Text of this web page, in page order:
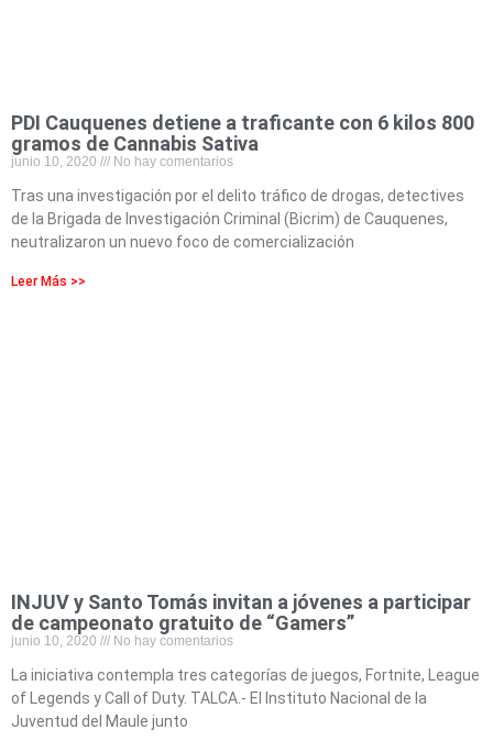
PDI Cauquenes detiene a traficante con 6 kilos 800
gramos de Cannabis Sativa
junio 10, 2020 No hay comentarios
Tras una investigación por el delito tráfico de drogas, detectives
de la Brigada de Investigación Criminal (Bicrim) de Cauquenes,
neutralizaron un nuevo foco de comercialización
Leer Más >>
INJUV y Santo Tomás invitan a jóvenes a participar
de campeonato gratuito de “Gamers”
junio 10, 2020 No hay comentarios
La iniciativa contempla tres categorías de juegos, Fortnite, League
of Legends y Call of Duty. TALCA.- El Instituto Nacional de la
Juventud del Maule junto